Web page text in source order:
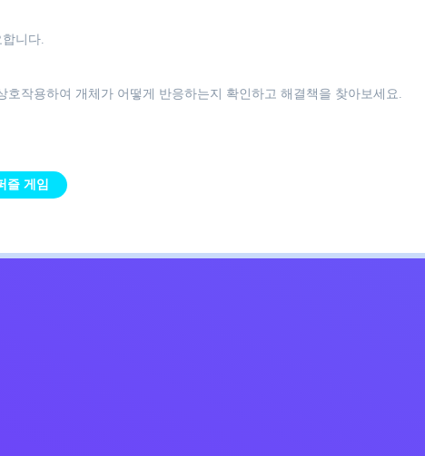
니다.
작용하여 개체가 어떻게 반응하는지 확인하고 해결책을 찾아보세요.
즐 게임